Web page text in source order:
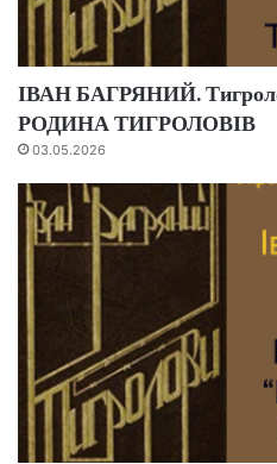
ІВАН БАГРЯНИЙ.
РОДИНА ТИГРОЛОВІВ
03.05.2026